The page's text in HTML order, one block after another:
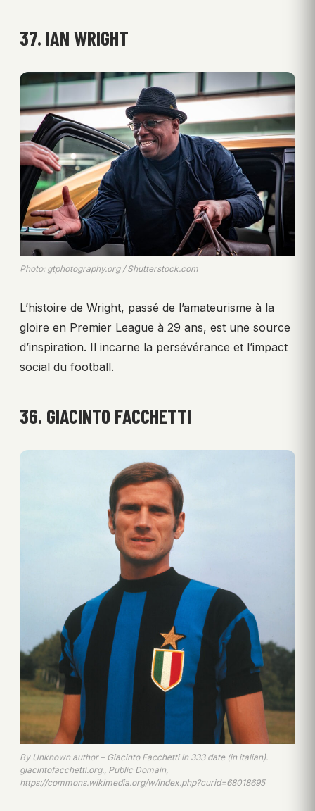
37. IAN WRIGHT
Photo: gtphotography.org / Shutterstock.com
L’histoire de Wright, passé de l’amateurisme à la
gloire en Premier League à 29 ans, est une source
d’inspiration. Il incarne la persévérance et l’impact
social du football.
36. GIACINTO FACCHETTI
By Unknown author – Giacinto Facchetti in 333 date (in italian).
giacintofacchetti.org., Public Domain,
https://commons.wikimedia.org/w/index.php?curid=68018695